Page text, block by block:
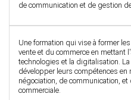
de communication et de gestion
Une formation qui vise à former
vente et du commerce en mettant
technologies et la digitalisation.
développer leurs compétences
négociation, de communication,
commerciale.